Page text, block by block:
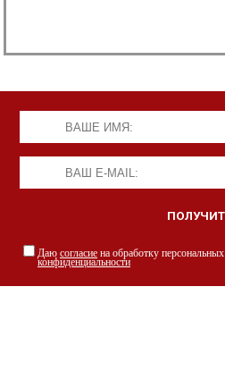
Даю согласие на обработку
конфиденциальности